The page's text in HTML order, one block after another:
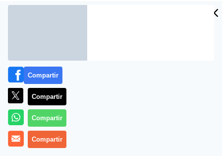
Archivado en: CRISTINA CIFUENTES
Compartir
Compartir
Compartir
Compartir